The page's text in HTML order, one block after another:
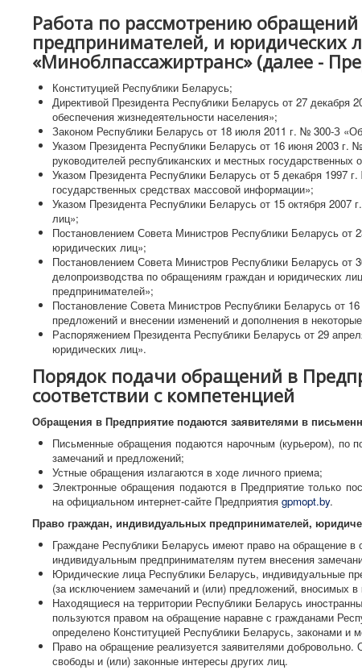
Работа по рассмотрению
предпринимателей, и юридических
«Миноблпассажиртранс» (далее -
Конституцией Республики Беларусь;
Директивой Президента Республики Беларусь от 27 декабря
обеспечения жизнедеятельности населения»;
Законом Республики Беларусь от 18 июля 2011 г. № 300-З
Указом Президента Республики Беларусь от 16 июня 2003 г.
руководителей республиканских и местных государственных
Указом Президента Республики Беларусь от 5 декабря 1997
государственных средствах массовой информации»;
Указом Президента Республики Беларусь от 15 октября
лиц»;
Постановлением Совета Министров Республики Беларусь
юридических лиц»;
Постановлением Совета Министров Республики Беларусь
делопроизводства по обращениям граждан и юридических
предпринимателей»;
Постановление Совета Министров Республики Беларусь от
предложений и внесении изменений и дополнения в
Распоряжением Президента Республики Беларусь от 29
юридических лиц».
Порядок подачи обращений в
соответствии с компетенцией
Обращения в Предприятие подаются заявителями в
Письменные обращения подаются нарочным (курьером), по
замечаний и предложений;
Устные обращения излагаются в ходе личного приема;
Электронные обращения подаются в Предприятие только
на официальном интернет-сайте Предприятия gpmopt.by.
Право граждан, индивидуальных предпринимателей,
Граждане Республики Беларусь имеют право на обращение
индивидуальным предпринимателям путем внесения
Юридические лица Республики Беларусь, индивидуальные
(за исключением замечаний и (или) предложений, вносимых
Находящиеся на территории Республики Беларусь
пользуются правом на обращение наравне с гражданами
определено Конституцией Республики Беларусь, законами
Право на обращение реализуется заявителями
свободы и (или) законные интересы других лиц.